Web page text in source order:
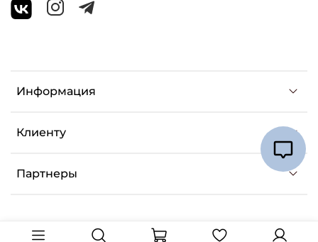
Информация
Клиенту
Партнеры